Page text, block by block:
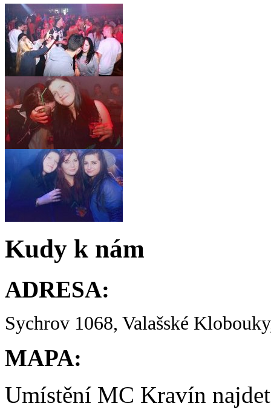
Kudy k nám
ADRESA:
Sychrov 1068, Valašské
MAPA:
Umístění MC Kravín